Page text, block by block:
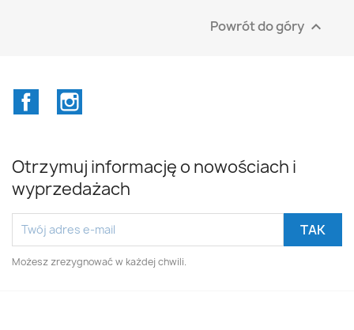
Powrót do góry 
Facebook
Otrzymuj informację o nowościach i
wyprzedażach
Możesz zrezygnować w każdej chwili.